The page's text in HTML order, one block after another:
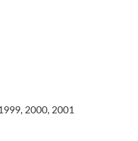
2000, 2001